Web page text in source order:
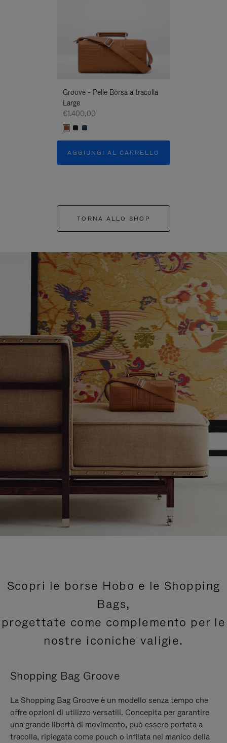
Groove - Pelle Borsa a tracolla
Large
€1.400,00
AGGIUNGI AL CARRELLO
TORNA ALLO SHOP
Scopri le borse Hobo e le Shopping
Bags,
progettate come complemento per le
nostre iconiche valigie.
Shopping Bag Groove
La Shopping Bag Groove è un modello senza tempo che
offre opzioni di utilizzo versatili. Concepita per garantire
una grande libertà di movimento, può essere portata a
tracolla, ripiegata come pouch o infilata nel manico della